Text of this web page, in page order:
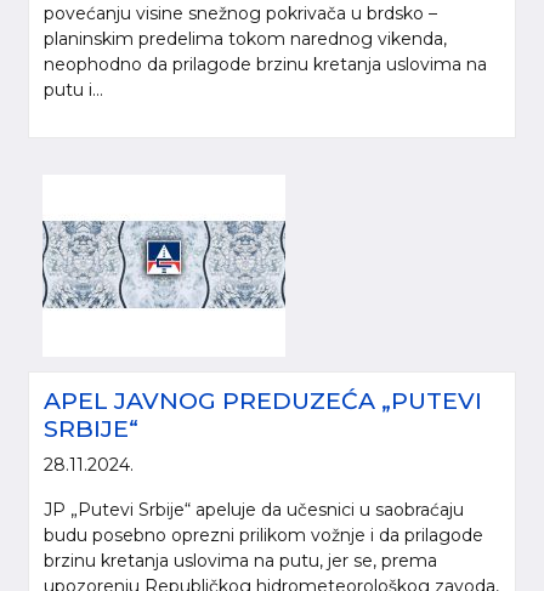
povećanju visine snežnog pokrivača u brdsko –
planinskim predelima tokom narednog vikenda,
neophodno da prilagode brzinu kretanja uslovima na
putu i...
APEL JAVNOG PREDUZEĆA „PUTEVI
SRBIJE“
28.11.2024.
JP „Putevi Srbije“ apeluje da učesnici u saobraćaju
budu posebno oprezni prilikom vožnje i da prilagode
brzinu kretanja uslovima na putu, jer se, prema
upozorenju Republičkog hidrometeorološkog zavoda,
prezentacije „Putevi Srbije“ d.o.o., obavezno navedete izvor („Putevi Srbije“
© 2005-2026. "Putevi Srbije" d.o.o. All rights reserved.
Bulevar kralja Aleksandra 282
Poštanski fax 17, 11050 Beograd 22